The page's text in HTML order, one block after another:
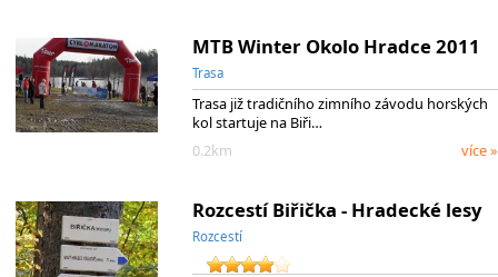
MTB Winter Okolo Hradce 2011
Trasa
Trasa již tradičního zimního závodu horských
kol startuje na Biři…
0.2km
více »
Rozcestí Biřička - Hradecké lesy
Rozcestí